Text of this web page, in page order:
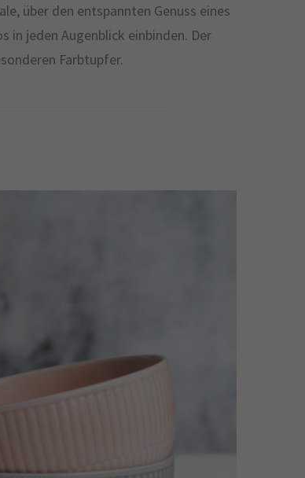
über den entspannten Genuss eines
in jeden Augenblick einbinden. Der
Farbtupfer.